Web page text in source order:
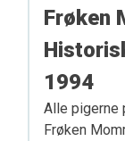
Frøken
1994
Alle pigerne
Frøken